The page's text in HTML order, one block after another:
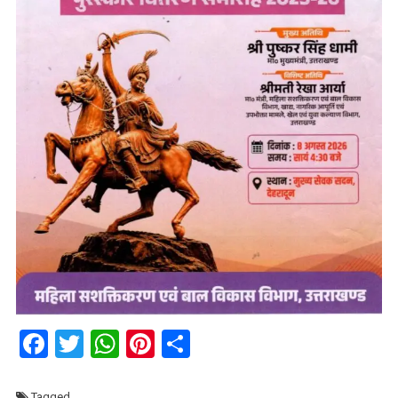
Facebook
Twitter
WhatsApp
Pinterest
Share